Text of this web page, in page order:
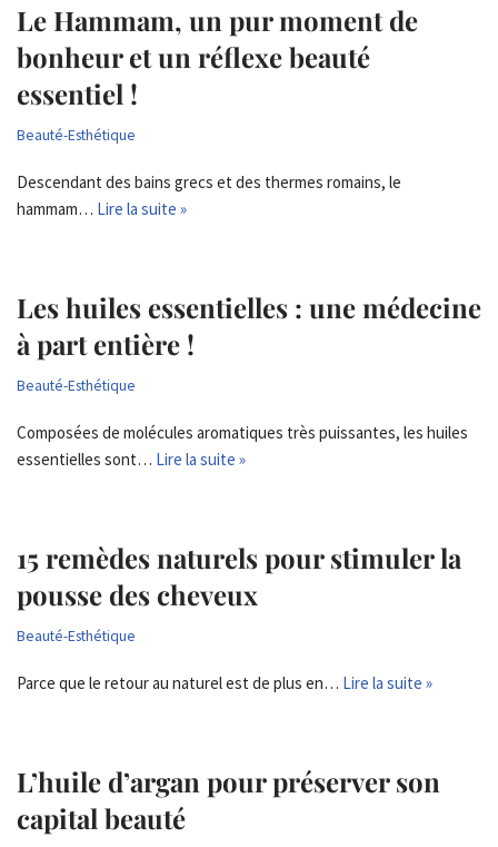
Le Hammam, un pur moment de
bonheur et un réflexe beauté
essentiel !
Beauté-Esthétique
Descendant des bains grecs et des thermes romains, le
hammam… Lire la suite »
Les huiles essentielles : une médecine
à part entière !
Beauté-Esthétique
Composées de molécules aromatiques très puissantes, les huiles
essentielles sont… Lire la suite »
15 remèdes naturels pour stimuler la
pousse des cheveux
Beauté-Esthétique
Parce que le retour au naturel est de plus en… Lire la suite »
L’huile d’argan pour préserver son
capital beauté